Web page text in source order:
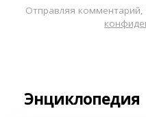
Отправляя комментарий,
Энциклопедия